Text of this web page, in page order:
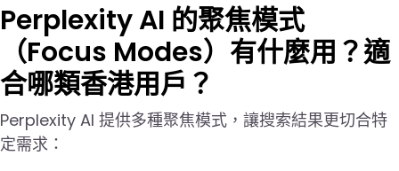
Perplexity AI 的聚焦模式
（Focus Modes）有什麼用？適
合哪類香港用戶？
Perplexity AI 提供多種聚焦模式，讓搜索結果更切合特
定需求：